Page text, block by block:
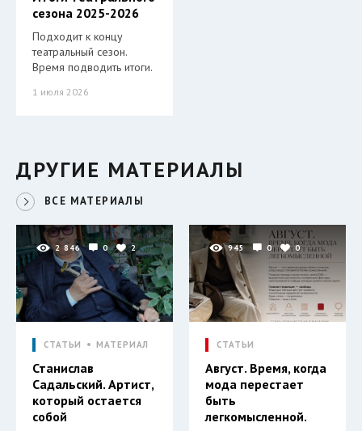
сезона 2025-2026
Подходит к концу
театральный сезон.
Время подводить итоги.
1 июля 2026
ДРУГИЕ МАТЕРИАЛЫ
ВСЕ МАТЕРИАЛЫ
2 846 0 2
СТАТЬИ МАТЕРИАЛ
Станислав
Садальский. Артист,
который остается
собой
945 0 0
СТАТЬИ
Август. Время, когда
мода перестает
быть
легкомысленной.